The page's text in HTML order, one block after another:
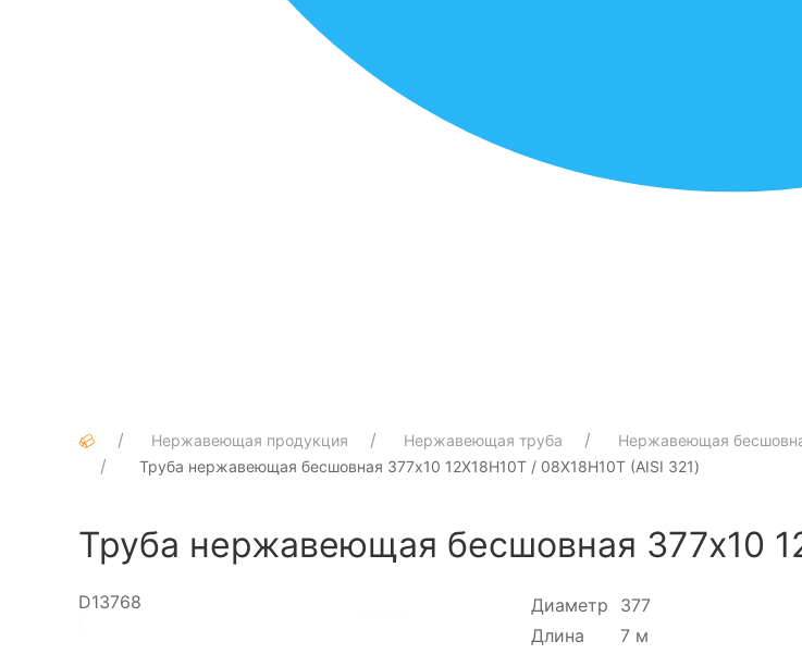
Нержавеющая продукция Нержавеющая труба
Нержавеющая
Труба нержавеющая бесшовная 377х10 12Х18Н10Т / 08Х18Н10Т (AISI 321)
Труба нержавеющая бесшовная 377х10
D13768 Диаметр
377
Длина
7 м